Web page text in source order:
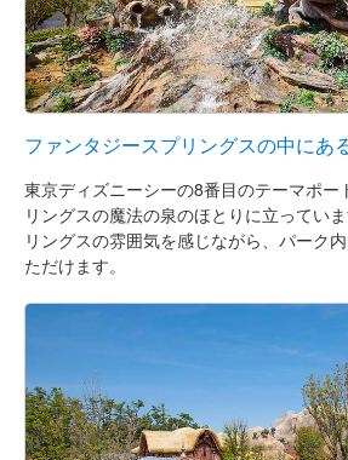
ファンタジースプリングスの中にあ
東京ディズニーシーの8番目のテーマポー
リングスの魔法の泉のほとりに立ってい
リングスの雰囲気を感じながら、パーク
ただけます。